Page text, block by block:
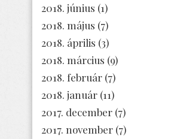
2018. június (1)
2018. május (7)
2018. április (3)
2018. március (9)
2018. február (7)
2018. január (11)
2017. december (7)
2017. november (7)